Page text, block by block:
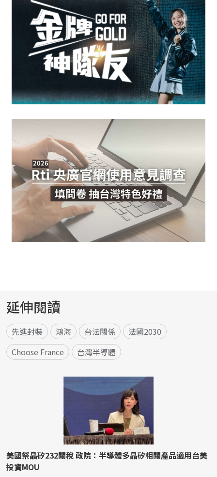
延伸閱讀
先進封裝 鴻海 台法關係
法國2030
Choose France
台灣半導體
美國祭晶矽232關稅 政院：半導體多晶矽相關產品適用台美
投資MOU